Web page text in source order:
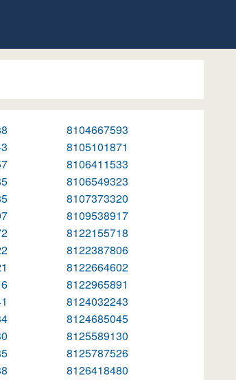
8104667593
8105101871
8106411533
8106549323
8107373320
8109538917
8122155718
8122387806
8122664602
8122965891
8124032243
8124685045
8125589130
8125787526
8126418480